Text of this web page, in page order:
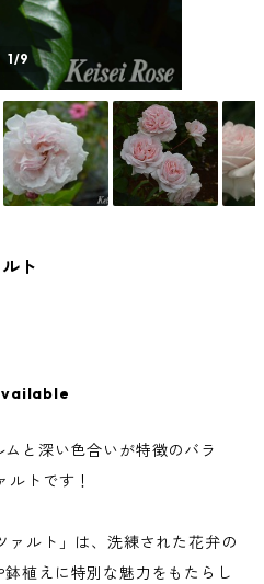
1/9
ト
と深い色合いが特徴のバラ
ルトです！
ァルト」は、洗練された花弁の
植えに特別な魅力をもたらし